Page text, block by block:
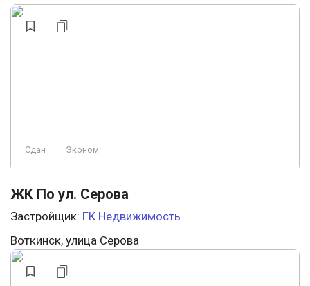
Сдан Эконом
ЖК По ул. Серова
Застройщик: ГК Недвижимость
Воткинск, улица Серова